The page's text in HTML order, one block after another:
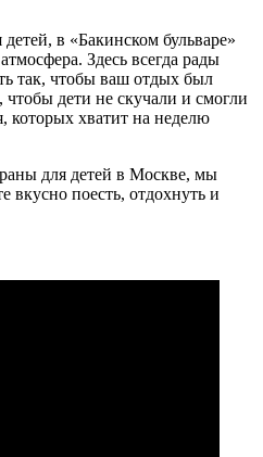
в «Бакинском бульваре»
Здесь всегда рады
так, чтобы ваш отдых был
дети не скучали и смогли
которых хватит на неделю
для детей в Москве, мы
вкусно поесть, отдохнуть и